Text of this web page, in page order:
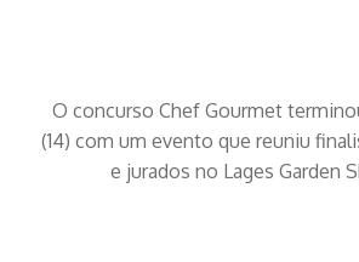
O concurso Chef Gourmet
(14) com um evento que reuniu
e jurados no Lages Garden